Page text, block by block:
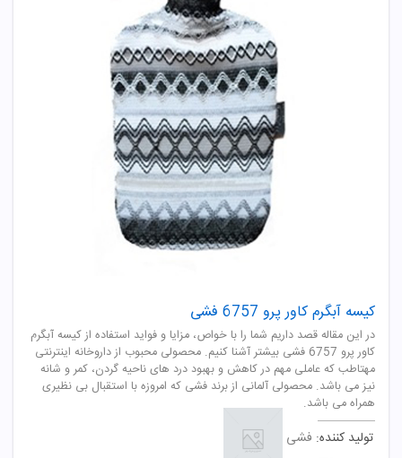
کیسه آبگرم کاور پرو 6757 فشی
در این مقاله قصد داریم شما را با خواص، مزایا و فواید استفاده از کیسه آبگرم
کاور پرو 6757 فشی بیشتر آشنا کنیم. محصولی محبوب از داروخانه اینترنتی
مهتاطب که عاملی مهم در کاهش و بهبود درد های ناحیه گردن، کمر و شانه
نیز می باشد. محصولی آلمانی از برند فشی که امروزه با استقبال بی نظیری
همراه می باشد.
تولید کننده: فشی